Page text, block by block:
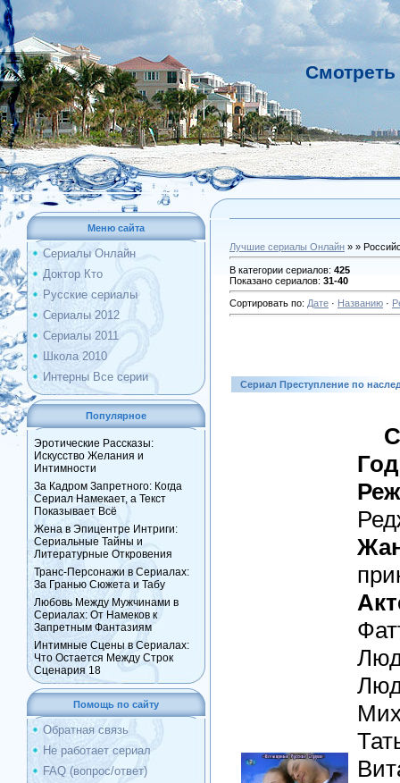
Меню сайта
Сериалы Онлайн
Доктор Кто
Русские сериалы
Сериалы 2012
Сериалы 2011
Школа 2010
Интерны Все серии
Популярное
Эротические Рассказы:
Искусство Желания и
Интимности
За Кадром Запретного: Когда
Сериал Намекает, а Текст
Показывает Всё
Жена в Эпицентре Интриги:
Сериальные Тайны и
Литературные Откровения
Транс-Персонажи в Сериалах:
За Гранью Сюжета и Табу
Любовь Между Мужчинами в
Сериалах: От Намеков к
Запретным Фантазиям
Интимные Сцены в Сериалах:
Что Остается Между Строк
Сценария 18
Помощь по сайту
Обратная связь
Не работает сериал
FAQ (вопрос/ответ)
Лучшие сериалы Онлайн » »
В категории сериалов: 425
Показано сериалов: 31-40
Сортировать по: Дате · Названию ·
Сериал Преступление по